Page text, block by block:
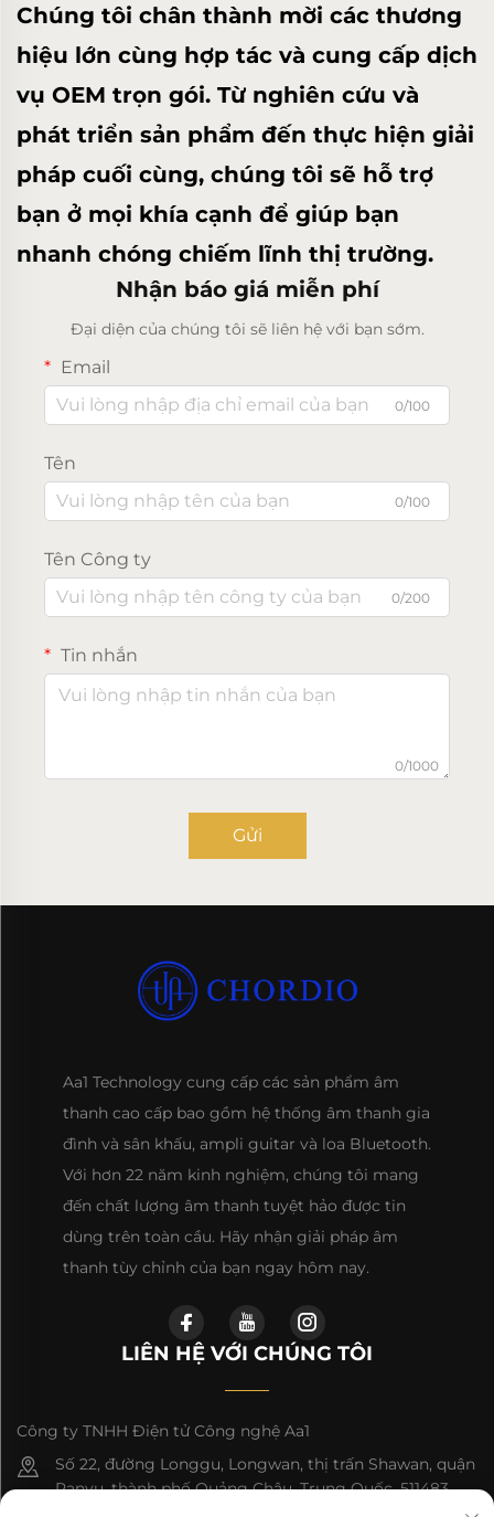
Chúng tôi chân thành mời các thương
hiệu lớn cùng hợp tác và cung cấp dịch
vụ OEM trọn gói. Từ nghiên cứu và
phát triển sản phẩm đến thực hiện giải
pháp cuối cùng, chúng tôi sẽ hỗ trợ
bạn ở mọi khía cạnh để giúp bạn
nhanh chóng chiếm lĩnh thị trường.
Nhận báo giá miễn phí
Đại diện của chúng tôi sẽ liên hệ với bạn sớm.
Email
0/100
Tên
0/100
Tên Công ty
0/200
Tin nhắn
0/1000
Gửi
Aa1 Technology cung cấp các sản phẩm âm
thanh cao cấp bao gồm hệ thống âm thanh gia
đình và sân khấu, ampli guitar và loa Bluetooth.
Với hơn 22 năm kinh nghiệm, chúng tôi mang
đến chất lượng âm thanh tuyệt hảo được tin
dùng trên toàn cầu. Hãy nhận giải pháp âm
thanh tùy chỉnh của bạn ngay hôm nay.
LIÊN HỆ VỚI CHÚNG TÔI
Công ty TNHH Điện tử Công nghệ Aa1
Số 22, đường Longgu, Longwan, thị trấn Shawan, quận
Panyu, thành phố Quảng Châu, Trung Quốc, 511483